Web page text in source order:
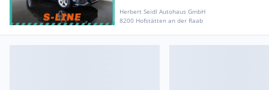
Herbert Seidl Autohaus GmbH
8200 Hofstätten an der Raab